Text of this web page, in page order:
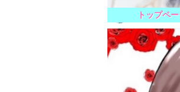
トップペ